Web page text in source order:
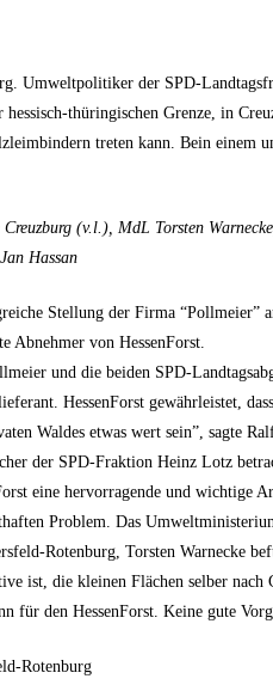
Umweltpolitiker der SPD-
thüringischen Grenze, in
treten kann. Bein einem
(v.l.), MdL Torsten
Hassan
Stellung der Firma “Pollmeier”
Abnehmer von HessenForst.
und die beiden SPD-
HessenForst gewährleistet,
Waldes etwas wert sein”, sagte
der SPD-Fraktion Heinz Lotz
eine hervorragende und wichtige
Problem. Das
Rotenburg, Torsten Warnecke
ist, die kleinen Flächen selber nach
für den HessenForst. Keine gute
Rotenburg